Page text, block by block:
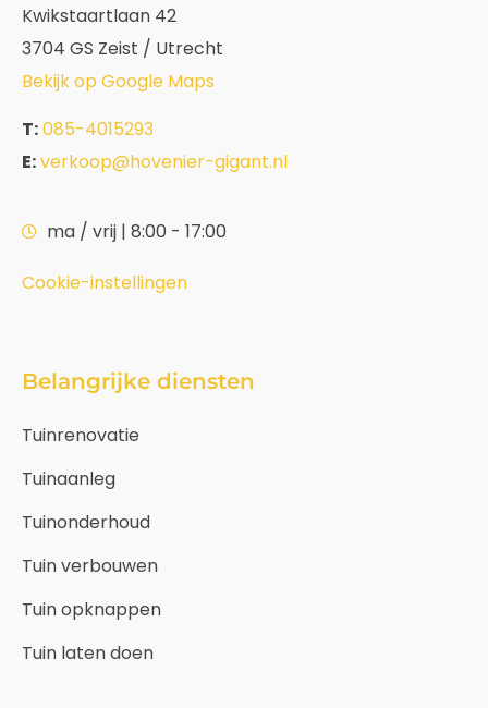
Kwikstaartlaan 42
3704 GS Zeist / Utrecht
Bekijk op Google Maps
T:085-4015293
E:verkoop@hovenier-gigant.nl
ma / vrij | 8:00 - 17:00
Cookie-instellingen
Belangrijke diensten
Tuinrenovatie
Tuinaanleg
Tuinonderhoud
Tuin verbouwen
Tuin opknappen
Tuin laten doen